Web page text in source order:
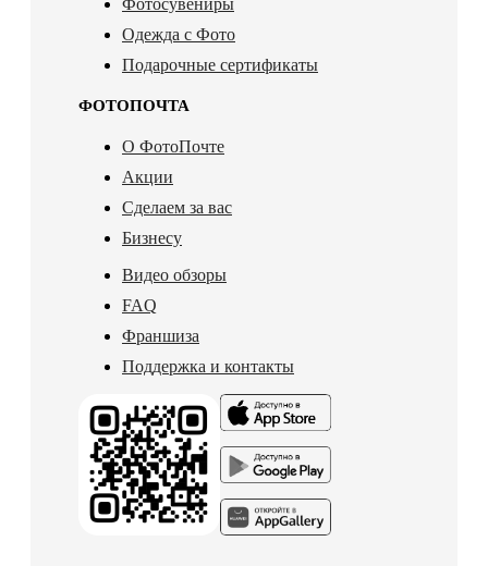
Одежда с Фото
Подарочные сертификаты
ФОТОПОЧТА
О ФотоПочте
Акции
Сделаем за вас
Бизнесу
Видео обзоры
FAQ
Франшиза
Поддержка и контакты